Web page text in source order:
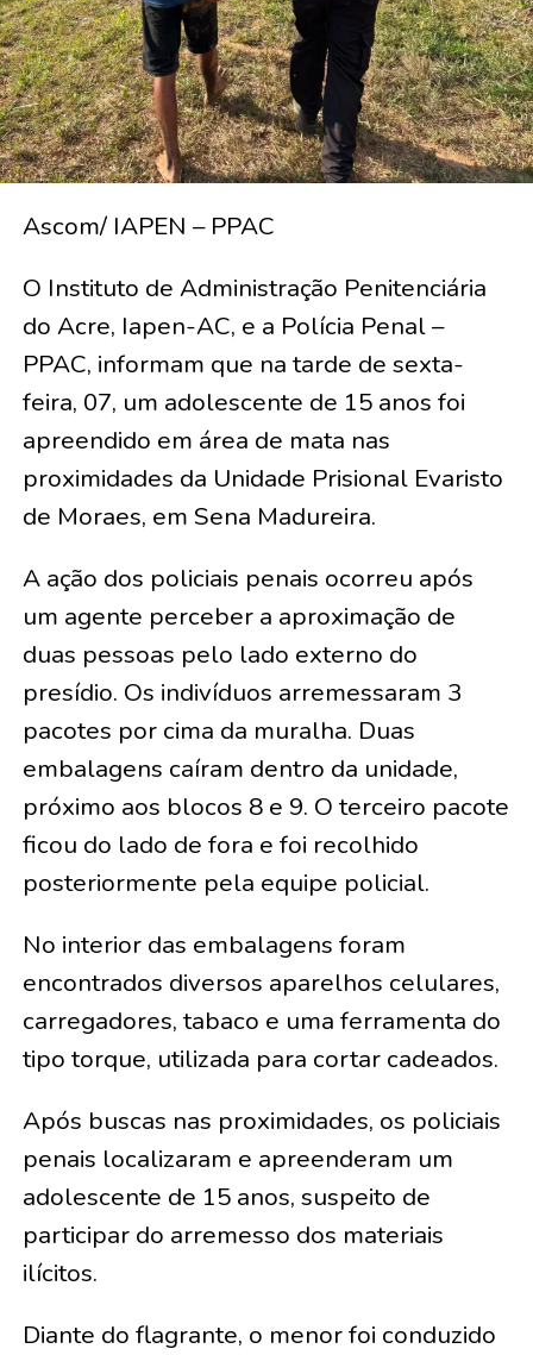
Ascom/ IAPEN – PPAC
O Instituto de Administração Penitenciária
do Acre, Iapen-AC, e a Polícia Penal –
PPAC, informam que na tarde de sexta-
feira, 07, um adolescente de 15 anos foi
apreendido em área de mata nas
proximidades da Unidade Prisional Evaristo
de Moraes, em Sena Madureira.
A ação dos policiais penais ocorreu após
um agente perceber a aproximação de
duas pessoas pelo lado externo do
presídio. Os indivíduos arremessaram 3
pacotes por cima da muralha. Duas
embalagens caíram dentro da unidade,
próximo aos blocos 8 e 9. O terceiro pacote
ficou do lado de fora e foi recolhido
posteriormente pela equipe policial.
No interior das embalagens foram
encontrados diversos aparelhos celulares,
carregadores, tabaco e uma ferramenta do
tipo torque, utilizada para cortar cadeados.
Após buscas nas proximidades, os policiais
penais localizaram e apreenderam um
adolescente de 15 anos, suspeito de
participar do arremesso dos materiais
ilícitos.
Diante do flagrante, o menor foi conduzido